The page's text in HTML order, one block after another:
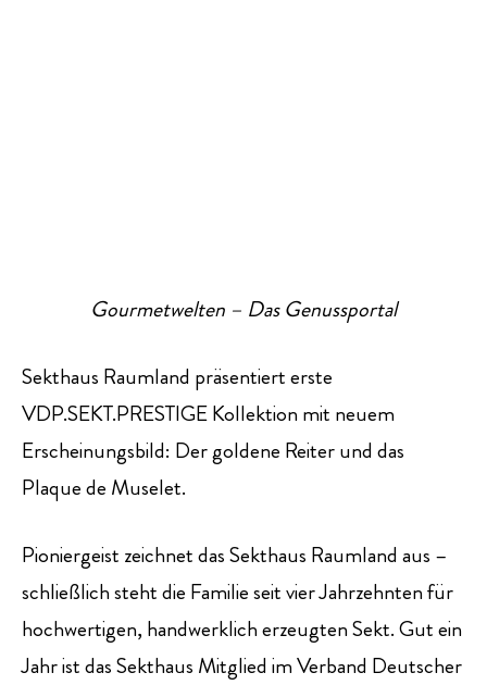
Gourmetwelten – Das Genussportal
Sekthaus Raumland präsentiert erste
VDP.SEKT.PRESTIGE Kollektion mit neuem
Erscheinungsbild: Der goldene Reiter und das
Plaque de Muselet.
Pioniergeist zeichnet das Sekthaus Raumland aus –
schließlich steht die Familie seit vier Jahrzehnten für
hochwertigen, handwerklich erzeugten Sekt. Gut ein
Jahr ist das Sekthaus Mitglied im Verband Deutscher